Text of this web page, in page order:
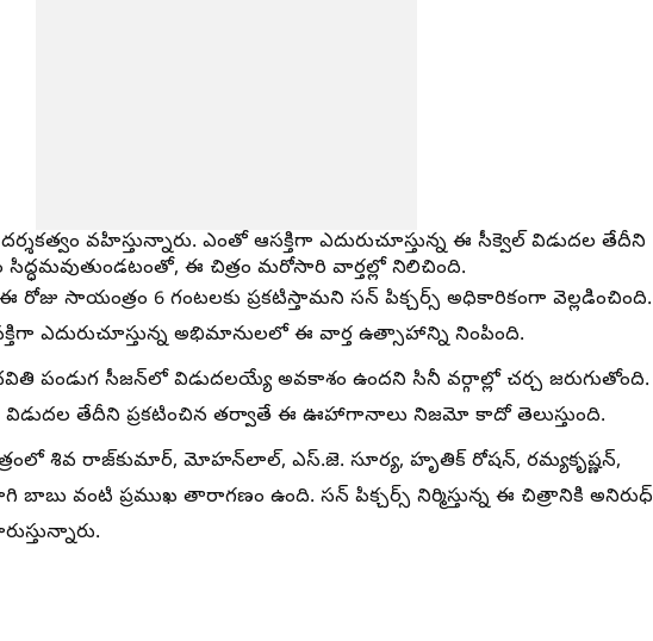
వహిస్తున్నారు. ఎంతో ఆసక్తిగా ఎదురుచూస్తున్న ఈ సీక్వెల్ విడుదల తేదీని
సిద్ధమవుతుండటంతో, ఈ చిత్రం మరోసారి వార్తల్లో నిలిచింది.
సాయంత్రం 6 గంటలకు ప్రకటిస్తామని సన్ పిక్చర్స్ అధికారికంగా వెల్లడించింది.
ఎదురుచూస్తున్న అభిమానులలో ఈ వార్త ఉత్సాహాన్ని నింపింది.
పండుగ సీజన్‌లో విడుదలయ్యే అవకాశం ఉందని సినీ వర్గాల్లో చర్చ జరుగుతోంది.
విడుదల తేదీని ప్రకటించిన తర్వాతే ఈ ఊహాగానాలు నిజమో కాదో తెలుస్తుంది.
శివ రాజ్‌కుమార్, మోహన్‌లాల్, ఎస్.జె. సూర్య, హృతిక్ రోషన్, రమ్యకృష్ణన్,
వంటి ప్రముఖ తారాగణం ఉంది. సన్ పిక్చర్స్ నిర్మిస్తున్న ఈ చిత్రానికి అనిరుధ్